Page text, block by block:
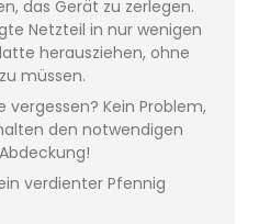
das Gerät zu zerlegen.
Netzteil in nur wenigen
herausziehen, ohne
müssen.
vergessen? Kein Problem,
den notwendigen
verdienter Pfennig